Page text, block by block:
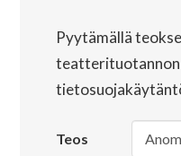
Pyytämällä
teatterituotannon
Teos